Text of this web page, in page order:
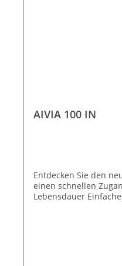
AIVIA 100 IN
Entdecken Sie den neuen Aivia Neues Design: Leicht und kompakt. Mit alle AED kompatibel Neue Öffnung: Neues
einen schnellen
Lebensdauer